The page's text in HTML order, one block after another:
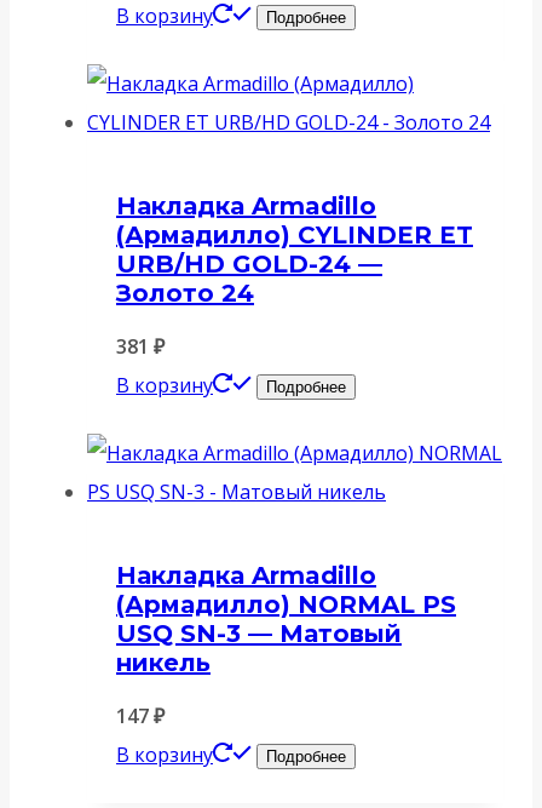
В корзину
Подробнее
Накладка Armadillo
(Армадилло) CYLINDER ET
URB/HD GOLD-24 —
Золото 24
381 ₽
В корзину
Подробнее
Накладка Armadillo
(Армадилло) NORMAL PS
USQ SN-3 — Матовый
никель
147₽
В корзину
Подробнее